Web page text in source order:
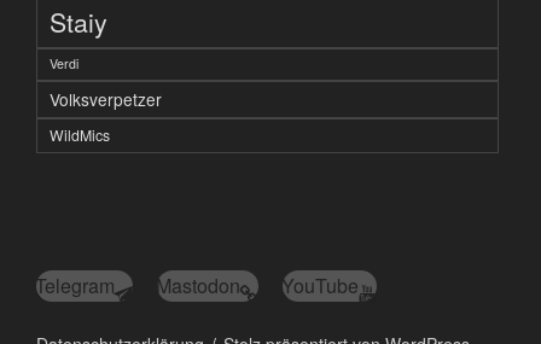
Staiy
Verdi
Volksverpetzer
WildMics
Telegram Mastodon YouTube